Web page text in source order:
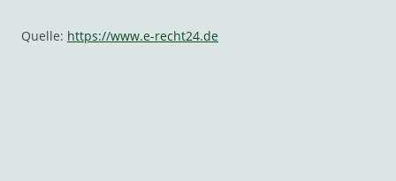
Quelle: https://www.e-recht24.de